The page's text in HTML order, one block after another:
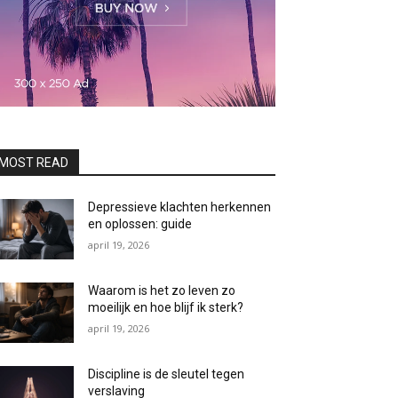
READ
Depressieve klachten herkennen
en oplossen: guide
april 19, 2026
Waarom is het zo leven zo
moeilijk en hoe blijf ik sterk?
april 19, 2026
Discipline is de sleutel tegen
verslaving